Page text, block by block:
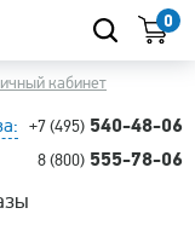
0
кабинет
+7 (495) 540-48-06
8 (800) 555-78-06